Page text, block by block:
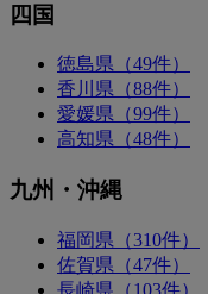
四国
徳島県（49件）
香川県（88件）
愛媛県（99件）
高知県（48件）
九州・沖縄
福岡県（310件）
佐賀県（47件）
長崎県（103件）